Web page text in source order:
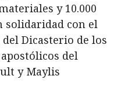
y 10.000
solidaridad con el
Dicasterio de los
del
y Maylis